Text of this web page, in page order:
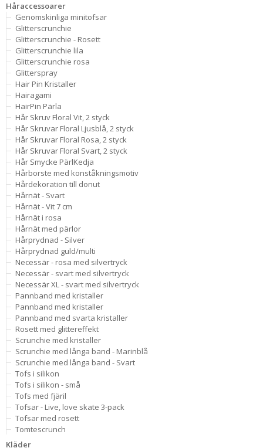
Håraccessoarer
Genomskinliga minitofsar
Glitterscrunchie
Glitterscrunchie - Rosett
Glitterscrunchie lila
Glitterscrunchie rosa
Glitterspray
Hair Pin Kristaller
Hairagami
HairPin Pärla
Hår Skruv Floral Vit, 2 styck
Hår Skruvar Floral Ljusblå, 2 styck
Hår Skruvar Floral Rosa, 2 styck
Hår Skruvar Floral Svart, 2 styck
Hår Smycke PärlKedja
Hårborste med konståkningsmotiv
Hårdekoration till donut
Hårnät - Svart
Hårnät - Vit 7 cm
Hårnät i rosa
Hårnät med pärlor
Hårprydnad - Silver
Hårprydnad guld/multi
Necessär - rosa med silvertryck
Necessär - svart med silvertryck
Necessär XL - svart med silvertryck
Pannband med kristaller
Pannband med kristaller
Pannband med svarta kristaller
Rosett med glittereffekt
Scrunchie med kristaller
Scrunchie med långa band - Marinblå
Scrunchie med långa band - Svart
Tofs i silikon
Tofs i silikon - små
Tofs med fjäril
Tofsar - Live, love skate 3-pack
Tofsar med rosett
Tomtescrunch
Kläder